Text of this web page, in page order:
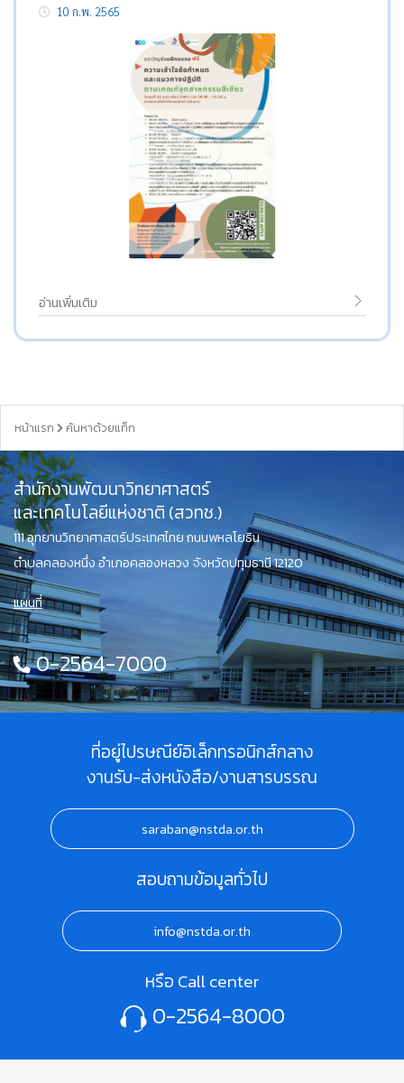
10 ก.พ. 2565
อ่านเพิ่มเติม
หน้าแรก ค้นหาด้วยแท็ก
สำนักงานพัฒนาวิทยาศาสตร์
และเทคโนโลยีแห่งชาติ (สวทช.)
111 อุทยานวิทยาศาสตร์ประเทศไทย ถนนพหลโยธิน
ตำบลคลองหนึ่ง อำเภอคลองหลวง จังหวัดปทุมธานี 12120
แผนที่
0-2564-7000
ที่อยู่ไปรษณีย์อิเล็กทรอนิกส์กลาง
งานรับ-ส่งหนังสือ/งานสารบรรณ
saraban@nstda.or.th
สอบถามข้อมูลทั่วไป
info@nstda.or.th
หรือ Call center
0-2564-8000